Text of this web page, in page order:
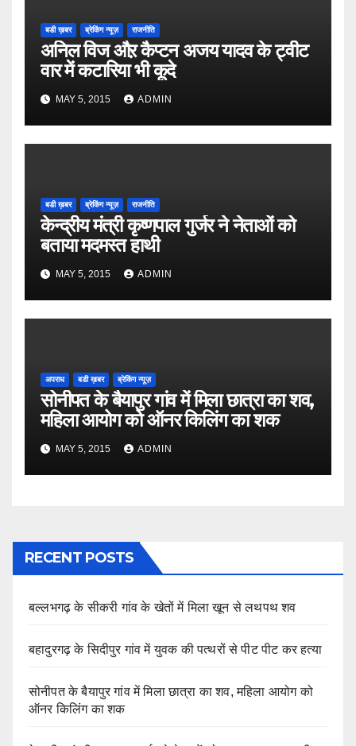
बडी ख़बर ब्रेकिंग न्यूज़ राजनीति
अनिल विज औऱ कैप्टन अजय यादव के ट्वीट
वार में कटारिया भी कूदे
MAY 5, 2015 ADMIN
बडी ख़बर ब्रेकिंग न्यूज़ राजनीति
केन्द्रीय मंत्री कृष्णपाल गुर्जर ने नेताओं को
बताया मदमस्त हाथी
MAY 5, 2015 ADMIN
अपराध बडी ख़बर ब्रेकिंग न्यूज़
सोनीपत के बैयापुर गांव में मिला छात्रा का शव,
महिला आयोग को ऑनर किलिंग का शक
MAY 5, 2015 ADMIN
RECENT POSTS
बल्लभगढ़ के सीकरी गांव के खेतों में मिला खून से लथपथ शव
बहादुरगढ़ के सिदीपुर गांव में युवक की पत्थरों से पीट पीट कर हत्या
सोनीपत के बैयापुर गांव में मिला छात्रा का शव, महिला आयोग को
ऑनर किलिंग का शक